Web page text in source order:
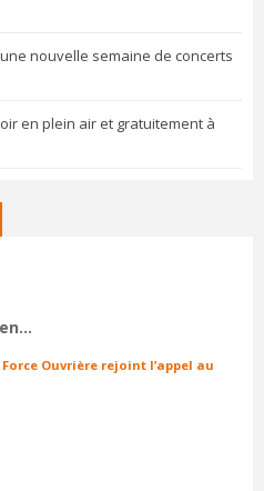
nouvelle semaine de concerts
en plein air et gratuitement à
Ouvrière rejoint l’appel au